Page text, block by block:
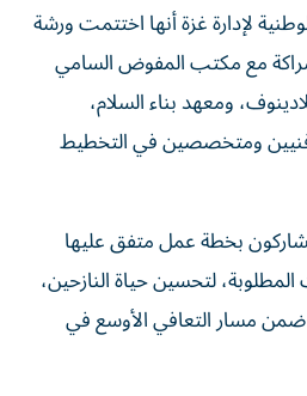
لإدارة غزة أنها اختتمت ورشة
مع مكتب المفوض السامي
ومعهد بناء السلام،
ومتخصصين في التخطيط
بخطة عمل متفق عليها
لتحسين حياة النازحين،
مسار التعافي الأوسع في